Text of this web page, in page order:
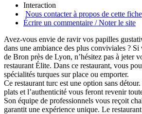
Interaction
Nous contacter à propos de cette fiche
Écrire un commentaire / Noter le site
Avez-vous envie de ravir vos papilles
dans une ambiance des plus conviviales ? Si
de Bron près de Lyon, n’hésitez pas à jeter
restaurant Élite. Dans ce restaurant, vous
spécialités turques sur place ou emporter.
Ce restaurant turc est une option sans
plats et l’authenticité vous feront revenir
Son équipe de professionnels vous reçoit
garantit une expérience unique. Le